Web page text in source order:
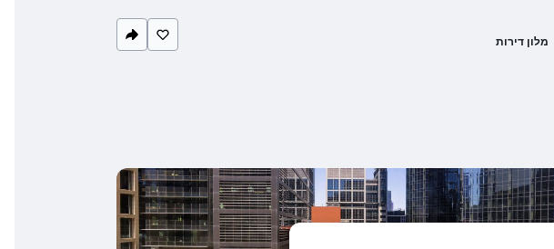
מלון דירות